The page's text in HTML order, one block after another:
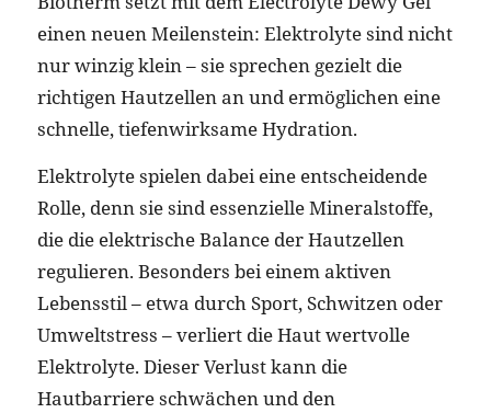
einen neuen Meilenstein: Elektrolyte sind nicht
nur winzig klein – sie sprechen gezielt die
richtigen Hautzellen an und ermöglichen eine
schnelle, tiefenwirksame Hydration.
Elektrolyte spielen dabei eine entscheidende
Rolle, denn sie sind essenzielle Mineralstoffe,
die die elektrische Balance der Hautzellen
regulieren. Besonders bei einem aktiven
Lebensstil – etwa durch Sport, Schwitzen oder
Umweltstress – verliert die Haut wertvolle
Elektrolyte. Dieser Verlust kann die
Hautbarriere schwächen und den